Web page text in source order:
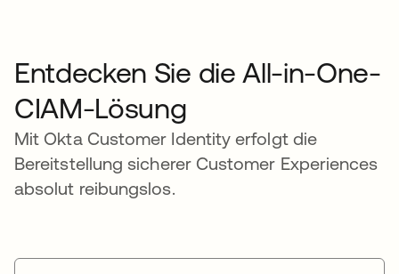
Entdecken Sie die All-in-One-
CIAM-Lösung
Mit Okta Customer Identity erfolgt die
Bereitstellung sicherer Customer Experiences
absolut reibungslos.